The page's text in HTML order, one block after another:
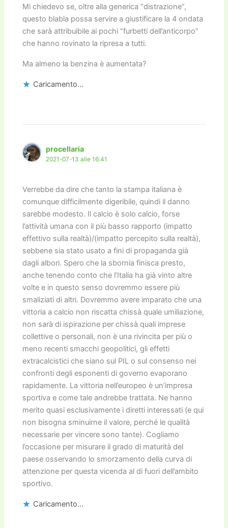
Mi chiedevo se, oltre alla generica “distrazione”,
questo blabla possa servire a giustificare la 4 ondata
che sarà attribuibile ai pochi “furbetti dell’anticorpo”
che hanno rovinato la ripresa a tutti.
Ma almeno la benzina è aumentata?
Caricamento...
procellaria
2021-07-13 alle 16:41
Verrebbe da dire che tanto la stampa italiana è
comunque difficilmente digeribile, quindi il danno
sarebbe modesto. Il calcio è solo calcio, forse
l’attività umana con il più basso rapporto (impatto
effettivo sulla realtà)/(impatto percepito sulla realtà),
sebbene sia stato usato a fini di propaganda già
dagli albori. Spero che la sbornia finisca presto,
anche tenendo conto che l’Italia ha già vinto altre
volte e in questo senso dovremmo essere più
smaliziati di altri. Dovremmo avere imparato che una
vittoria a calcio non riscatta chissà quale umiliazione,
non sarà di ispirazione per chissà quali imprese
collettive o personali, non è una rivincita per più o
meno recenti smacchi geopolitici, gli effetti
extracalcistici che siano sul PIL o sul consenso nei
confronti degli esponenti di governo evaporano
rapidamente. La vittoria nell’europeo è un’impresa
sportiva e come tale andrebbe trattata. Ne hanno
merito quasi esclusivamente i diretti interessati (e qui
non bisogna sminuirne il valore, perché le qualità
necessarie per vincere sono tante). Cogliamo
l’occasione per misurare il grado di maturità del
paese osservando lo smorzamento della curva di
attenzione per questa vicenda al di fuori dell’ambito
sportivo.
Caricamento...